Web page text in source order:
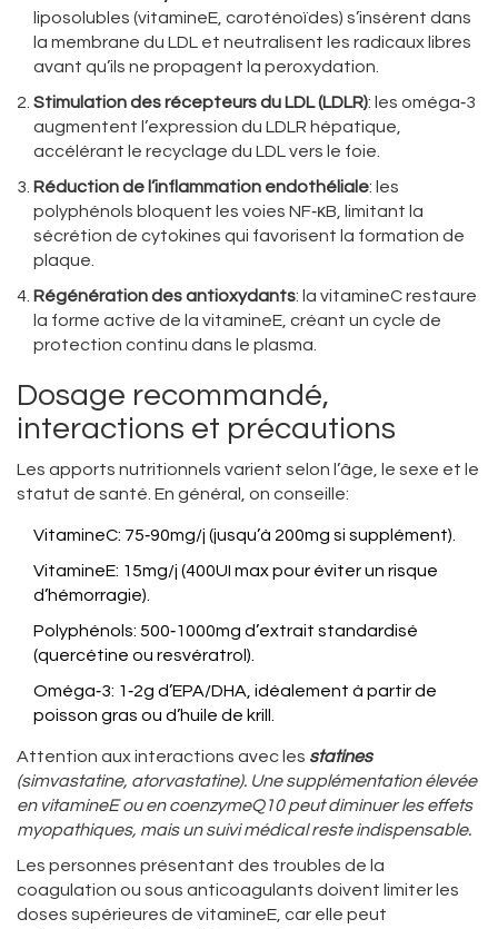
liposolubles (vitamineE, caroténoïdes) s’insèrent dans
la membrane du LDL et neutralisent les radicaux libres
avant qu’ils ne propagent la peroxydation.
Stimulation des récepteurs du LDL (LDLR): les oméga‑3
augmentent l’expression du LDLR hépatique,
accélérant le recyclage du LDL vers le foie.
Réduction de l’inflammation endothéliale: les
polyphénols bloquent les voies NF‑κB, limitant la
sécrétion de cytokines qui favorisent la formation de
plaque.
Régénération des antioxydants: la vitamineC restaure
la forme active de la vitamineE, créant un cycle de
protection continu dans le plasma.
Dosage recommandé,
interactions et précautions
Les apports nutritionnels varient selon l’âge, le sexe et le
statut de santé. En général, on conseille:
VitamineC: 75‑90mg/j (jusqu’à 200mg si supplément).
VitamineE: 15mg/j (400UI max pour éviter un risque
d’hémorragie).
Polyphénols: 500‑1000mg d’extrait standardisé
(quercétine ou resvératrol).
Oméga‑3: 1‑2g d’EPA/DHA, idéalement à partir de
poisson gras ou d’huile de krill.
Attention aux interactions avec les statines
(simvastatine, atorvastatine). Une supplémentation élevée
en vitamineE ou en coenzymeQ10 peut diminuer les effets
myopathiques, mais un suivi médical reste indispensable.
Les personnes présentant des troubles de la
coagulation ou sous anticoagulants doivent limiter les
doses supérieures de vitamineE, car elle peut